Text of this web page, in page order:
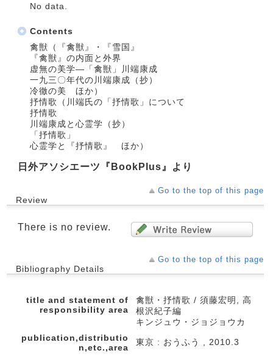
No data.
Contents
禽獣（『禽獣』・『雪国』
『禽獣』の内面と外界
虚無の美学―「禽獣」川端康成
一九三〇年代の川端康成（抄）
冷徹の美 ほか）
抒情歌（川端氏の「抒情歌」について
抒情歌
川端康成と心霊学（抄）
「抒情歌」
心霊学と『抒情歌』 ほか）
日外アソシエーツ『BookPlus』より
Go to the top of this page
Review
There is no review.
Go to the top of this page
Bibliography Details
title and statement of
responsibility area
禽獣・抒情歌 / 須藤宏明, 高
根沢紀子編
キンジュウ・ジョジョウカ
publication,distributio
n,etc.,area
東京 : おうふう , 2010.3